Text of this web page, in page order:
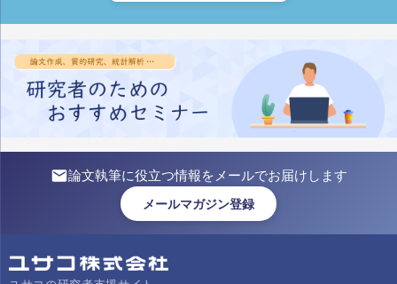
論文執筆に役立つ情報をメールでお届けします
メールマガジン登録